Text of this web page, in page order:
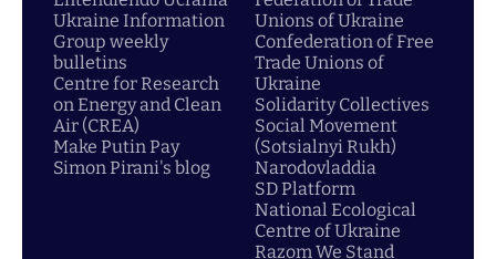
Ukraine Information
Group weekly
bulletins
Centre for Research
on Energy and Clean
Air (CREA)
Make Putin Pay
Simon Pirani's blog
Unions of Ukraine
Confederation of Free
Trade Unions of
Ukraine
Solidarity Collectives
Social Movement
(Sotsialnyi Rukh)
Narodovladdia
SD Platform
National Ecological
Centre of Ukraine
Razom We Stand